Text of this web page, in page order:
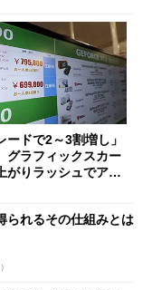
ードで2～3割増し」
ラフィックスカー
がりラッシュでアキ
られるその仕組みとは